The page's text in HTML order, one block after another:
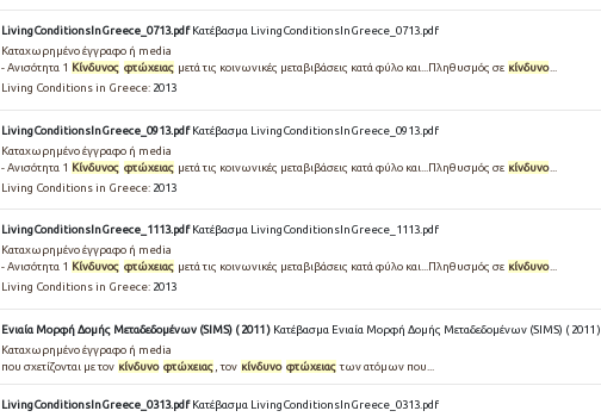
LivingConditionsInGreece_0713.pdf Κατέβασμα LivingConditionsInGreece_0713.pdf
Καταχωρημένο έγγραφο ή media
- Ανισότητα 1 Κίνδυνος φτώχειας μετά τις κοινωνικές μεταβιβάσεις κατά φύλο και...Πληθυσμός σε κίνδυνο...
Living Conditions in Greece: 2013
LivingConditionsInGreece_0913.pdf Κατέβασμα LivingConditionsInGreece_0913.pdf
Καταχωρημένο έγγραφο ή media
- Ανισότητα 1 Κίνδυνος φτώχειας μετά τις κοινωνικές μεταβιβάσεις κατά φύλο και...Πληθυσμός σε κίνδυνο
Living Conditions in Greece: 2013
LivingConditionsInGreece_1113.pdf Κατέβασμα LivingConditionsInGreece_1113.pdf
Καταχωρημένο έγγραφο ή media
- Ανισότητα 1 Κίνδυνος φτώχειας μετά τις κοινωνικές μεταβιβάσεις κατά φύλο και...Πληθυσμός σε κίνδυνο...
Living Conditions in Greece: 2013
Ενιαία Μορφή Δομής Μεταδεδομένων (SIMS) ( 2011 ) Κατέβασμα Ενιαία Μορφή Δομής Μεταδεδομένων (SIMS) ( 2011 )
Καταχωρημένο έγγραφο ή media
που σχετίζονται με τον κίνδυνο φτώχειας , τον κίνδυνο φτώχειαςτων ατόμων που...
LivingConditionsInGreece_0313.pdf Κατέβασμα LivingConditionsInGreece_0313.pdf